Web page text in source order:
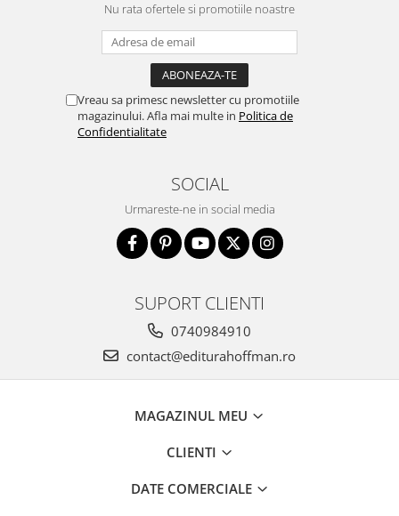
Nu rata ofertele si promotiile noastre
Vreau sa primesc newsletter cu promotiile
magazinului. Afla mai multe in Politica de
Confidentialitate
SOCIAL
Urmareste-ne in social media
SUPORT CLIENTI
0740984910
contact@editurahoffman.ro
MAGAZINUL MEU
CLIENTI
DATE COMERCIALE